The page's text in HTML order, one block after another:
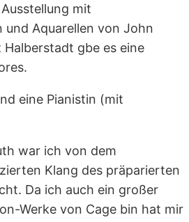
mit
Aquarellen von John
gbe es eine
eine Pianistin (mit
war ich von dem
Klang des präparierten
Da ich auch ein großer
Werke von Cage bin hat mir